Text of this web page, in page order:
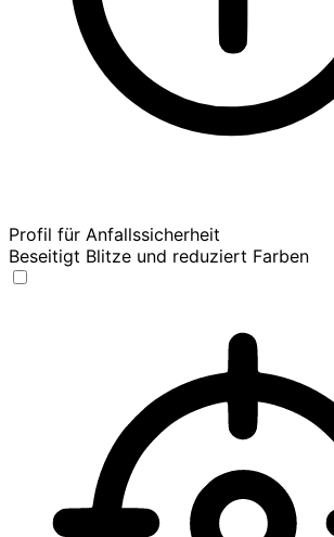
Profil für Anfallssicherheit
Beseitigt Blitze und reduziert Farben